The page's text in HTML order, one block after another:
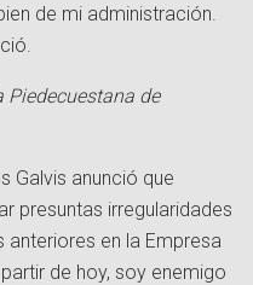
de mi administración.
Piedecuestana de
Galvis anunció que
presuntas irregularidades
en la Empresa
de hoy, soy enemigo